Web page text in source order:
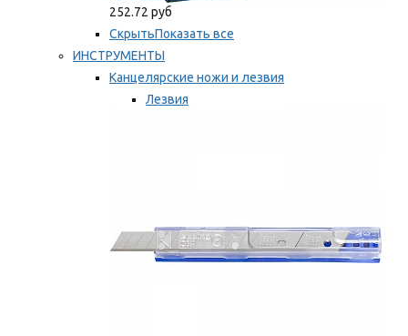
252.72 руб
СкрытьПоказать все
ИНСТРУМЕНТЫ
Канцелярские ножи и лезвия
Лезвия